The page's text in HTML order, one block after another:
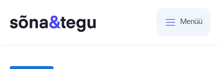
Menüü